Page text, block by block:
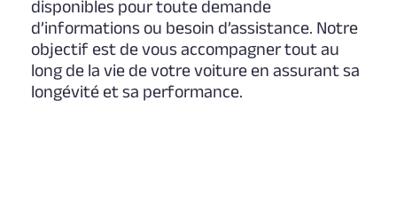
disponibles pour toute demande
d’informations ou besoin d’assistance. Notre
objectif est de vous accompagner tout au
long de la vie de votre voiture en assurant sa
longévité et sa performance.